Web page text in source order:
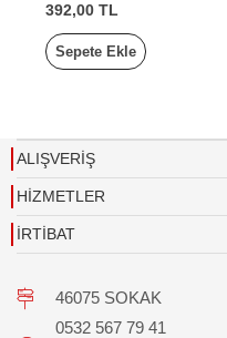
392,00 TL
Sepete Ekle
ALIŞVERİŞ
HİZMETLER
İRTİBAT
46075 SOKAK
0532 567 79 41